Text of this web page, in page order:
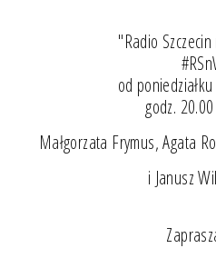
"Radio
od
godz.
Małgorzata Frymus, Agata
i Janusz